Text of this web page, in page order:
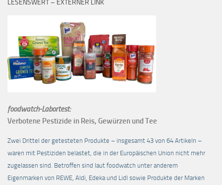
LESENSWERT – EXTERNER LINK
foodwatch-Labortest:
Verbotene Pestizide in Reis, Gewürzen und Tee
Zwei Drittel der getesteten Produkte – insgesamt 43 von 64 Artikeln –
waren mit Pestiziden belastet, die in der Europäischen Union nicht mehr
zugelassen sind. Betroffen sind laut foodwatch unter anderem
Eigenmarken von REWE, Aldi, Edeka und Lidl sowie Produkte der Marken